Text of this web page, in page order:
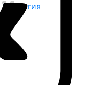
Экология